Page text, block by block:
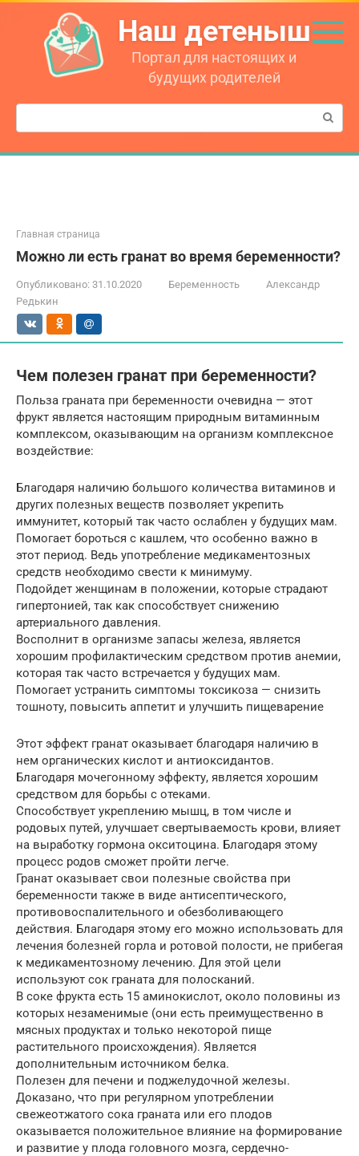
Перейти
контенту
Наш детеныш
Портал для настоящих и
будущих родителей
Поиск:
Главная страница
Можно ли есть гранат во время беременности?
Опубликовано: 31.10.2020 Беременность
Александр
Редькин
Чем полезен гранат при беременности?
Польза граната при беременности очевидна — этот
фрукт является настоящим природным витаминным
комплексом, оказывающим на организм комплексное
воздействие:
Благодаря наличию большого количества витаминов и
других полезных веществ позволяет укрепить
иммунитет, который так часто ослаблен у будущих мам.
Помогает бороться с кашлем, что особенно важно в
этот период. Ведь употребление медикаментозных
средств необходимо свести к минимуму.
Подойдет женщинам в положении, которые страдают
гипертонией, так как способствует снижению
артериального давления.
Восполнит в организме запасы железа, является
хорошим профилактическим средством против анемии,
которая так часто встречается у будущих мам.
Помогает устранить симптомы токсикоза — снизить
тошноту, повысить аппетит и улучшить пищеварение
Этот эффект гранат оказывает благодаря наличию в
нем органических кислот и антиоксидантов.
Благодаря мочегонному эффекту, является хорошим
средством для борьбы с отеками.
Способствует укреплению мышц, в том числе и
родовых путей, улучшает свертываемость крови, влияет
на выработку гормона окситоцина. Благодаря этому
процесс родов сможет пройти легче.
Гранат оказывает свои полезные свойства при
беременности также в виде антисептического,
противовоспалительного и обезболивающего
действия. Благодаря этому его можно использовать для
лечения болезней горла и ротовой полости, не прибегая
к медикаментозному лечению. Для этой цели
используют сок граната для полосканий.
В соке фрукта есть 15 аминокислот, около половины из
которых незаменимые (они есть преимущественно в
мясных продуктах и только некоторой пище
растительного происхождения). Является
дополнительным источником белка.
Полезен для печени и поджелудочной железы.
Доказано, что при регулярном употреблении
свежеотжатого сока граната или его плодов
оказывается положительное влияние на формирование
и развитие у плода головного мозга, сердечно-